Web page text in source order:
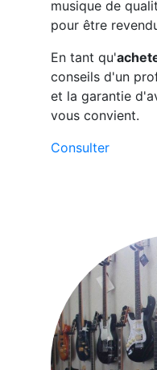
musique de
pour être
En tant qu'
conseils d'un
et la garantie
vous convient.
Consulter